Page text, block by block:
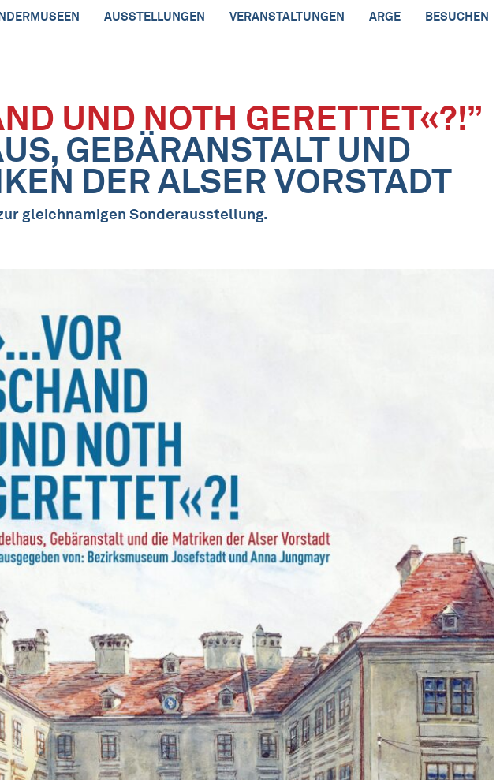
AUSSTELLUNGEN VERANSTALTUNGEN ARGE BESUCHEN
UND NOTH GERETTET«?!”
GEBÄRANSTALT UND
DER ALSER VORSTADT
gleichnamigen Sonderausstellung.